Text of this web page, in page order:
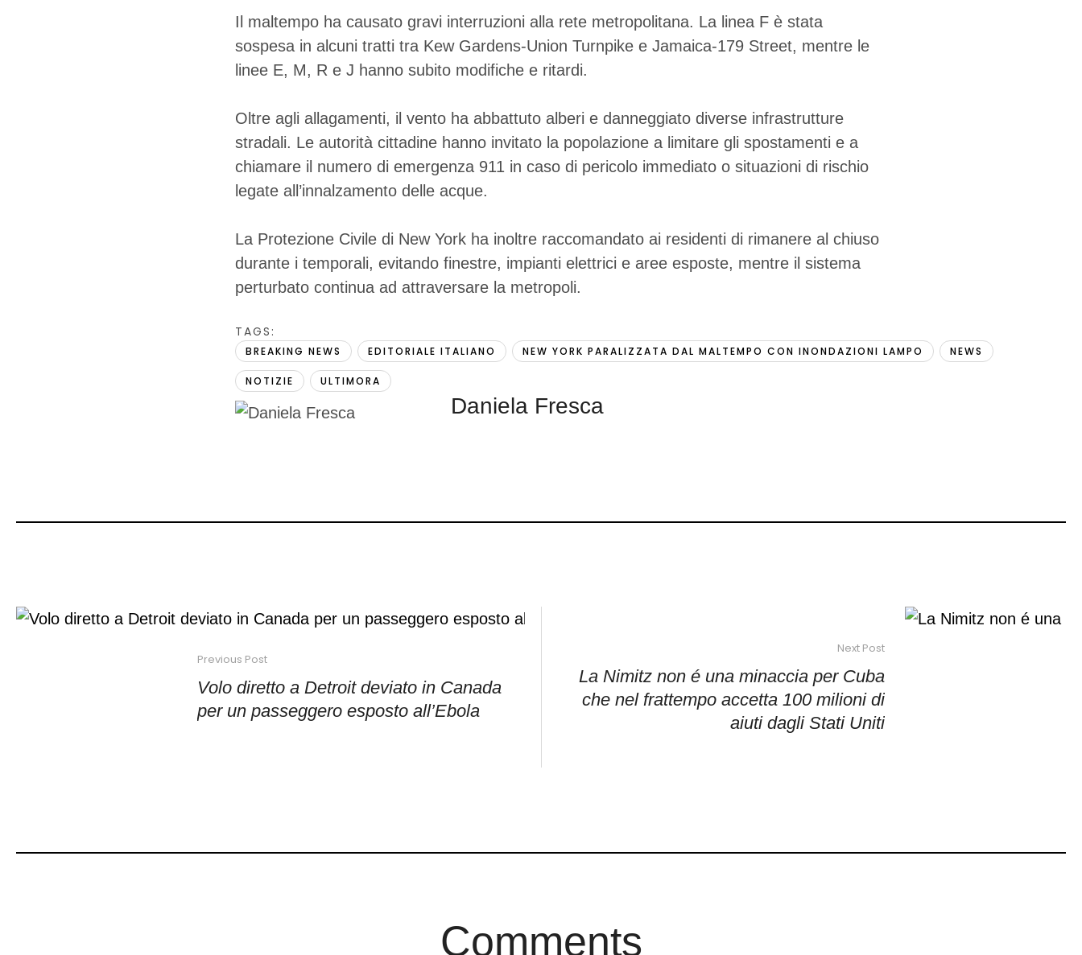
Il maltempo ha causato gravi interruzioni alla rete metropolitana. La linea F è stata
sospesa in alcuni tratti tra Kew Gardens-Union Turnpike e Jamaica-179 Street, mentre le
linee E, M, R e J hanno subito modifiche e ritardi.
Oltre agli allagamenti, il vento ha abbattuto alberi e danneggiato diverse infrastrutture
stradali. Le autorità cittadine hanno invitato la popolazione a limitare gli spostamenti e a
chiamare il numero di emergenza 911 in caso di pericolo immediato o situazioni di rischio
legate all’innalzamento delle acque.
La Protezione Civile di New York ha inoltre raccomandato ai residenti di rimanere al chiuso
durante i temporali, evitando finestre, impianti elettrici e aree esposte, mentre il sistema
perturbato continua ad attraversare la metropoli.
TAGS:
BREAKING NEWS EDITORIALE ITALIANO NEW YORK PARALIZZATA DAL MALTEMPO CON INONDAZIONI LAMPO NEWS
NOTIZIE ULTIMORA
Daniela Fresca
Previous Post
Volo diretto a Detroit deviato in Canada
per un passeggero esposto all’Ebola
Next Post
La Nimitz non é una minaccia per Cuba
che nel frattempo accetta 100 milioni di
aiuti dagli Stati Uniti
Comments